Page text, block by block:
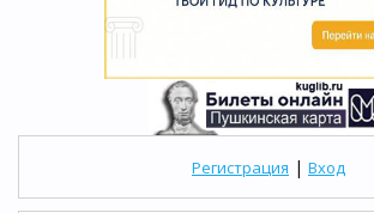
Регистрация | Вход